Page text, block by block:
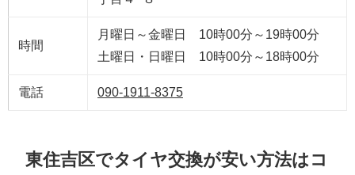
時間
月曜日～金曜日 10時00分～19時00分
土曜日・日曜日 10時00分～18時00分
電話 090-1911-8375
東住吉区でタイヤ交換が安い方法はコ